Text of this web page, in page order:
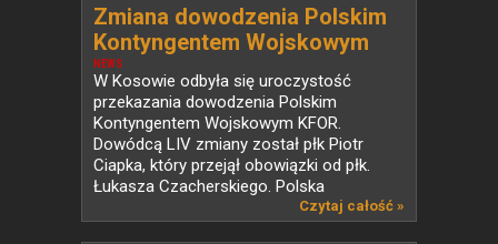
NEWS
Zmiana dowodzenia Polskim
Kontyngentem Wojskowym
KFOR w Kosowie
W Kosowie odbyła się uroczystość
przekazania dowodzenia Polskim
Kontyngentem Wojskowym KFOR.
Dowódcą LIV zmiany został płk Piotr
Ciapka, który przejął obowiązki od płk.
Łukasza Czacherskiego. Polska
Czytaj całość »